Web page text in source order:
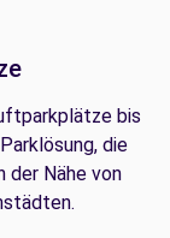
bis
die
der Nähe von